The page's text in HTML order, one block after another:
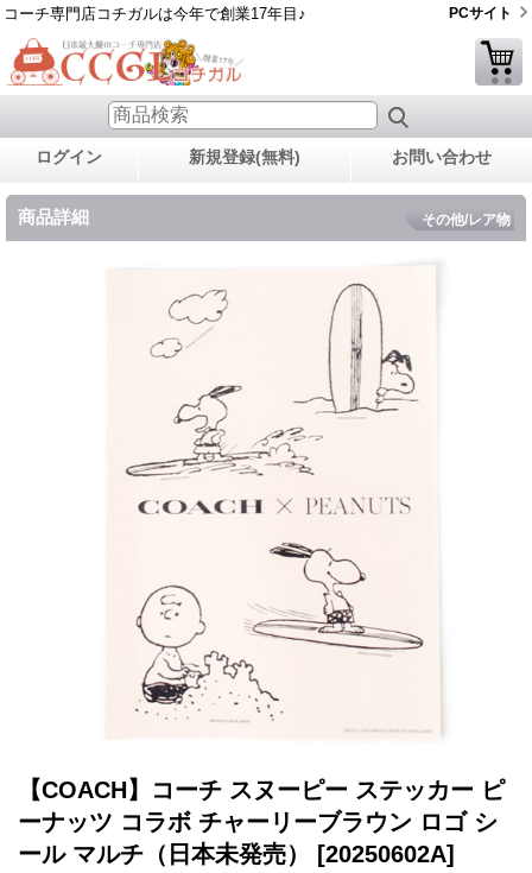
コーチ専門店コチガルは今年で創業17年目♪ PCサイト
ログイン 新規登録(無料) お問い合わせ
商品詳細 その他/レア物
【COACH】コーチ スヌーピー ステッカー ピ
ーナッツ コラボ チャーリーブラウン ロゴ シ
ール マルチ（日本未発売） [20250602A]